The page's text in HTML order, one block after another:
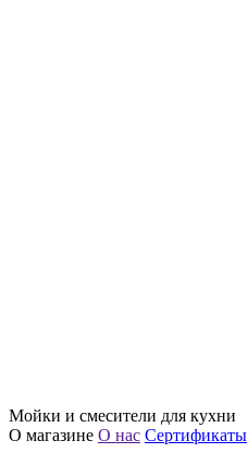
Мойки и смесители для кухни
О магазине О нас Сертификаты